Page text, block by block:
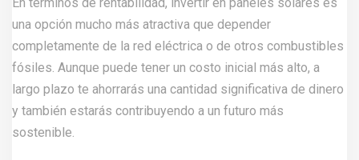
una opción mucho más atractiva que depender
completamente de la red eléctrica o de otros combustibles
fósiles. Aunque puede tener un costo inicial más alto, a
largo plazo te ahorrarás una cantidad significativa de dinero
y también estarás contribuyendo a un futuro más
sostenible.